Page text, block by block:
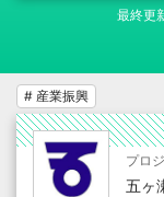
最終更
# 産業振興
プロ
五ヶ